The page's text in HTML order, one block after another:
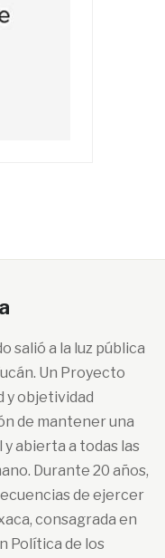
salió a la luz pública
Un Proyecto
y objetividad
de mantener una
abierta a todas las
Durante 20 años,
de ejercer
consagrada en
Política de los